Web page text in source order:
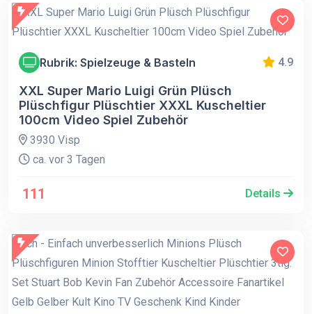
Rubrik: Spielzeuge & Basteln 4.9
XXL Super Mario Luigi Grün Plüsch
Plüschfigur Plüschtier XXXL Kuscheltier
100cm Video Spiel Zubehör
3930 Visp
ca. vor 3 Tagen
111 Details